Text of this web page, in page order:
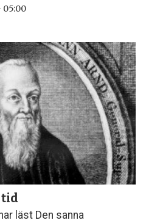
05:00
tid
läst Den sanna